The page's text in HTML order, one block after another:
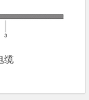
缆